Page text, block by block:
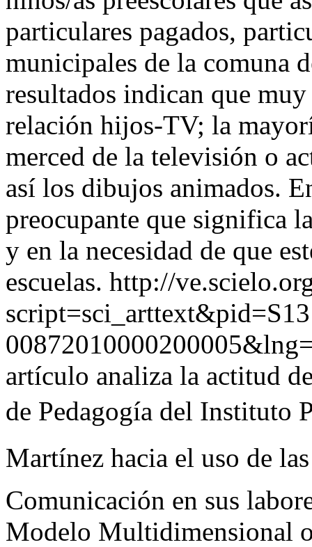
particulares pagados,
municipales de la comuna
resultados indican que
relación hijos-TV; la
merced de la televisión o
así los dibujos animados.
preocupante que significa
y en la necesidad de que
escuelas. http://
artículo analiza la actitud
de Pedagogía del Instituto
Martínez hacia el uso de
Comunicación en sus
Modelo Multidimensional